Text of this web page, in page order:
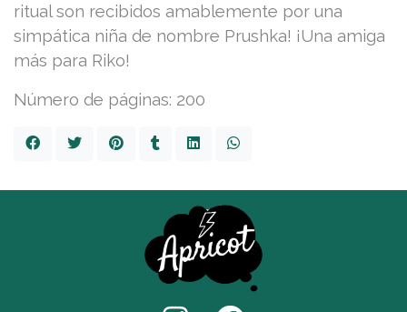
ritual son recibidos amablemente por una
simpática niña de nombre Prushka! ¡Una amiga
más para Riko!
Número de páginas: 200